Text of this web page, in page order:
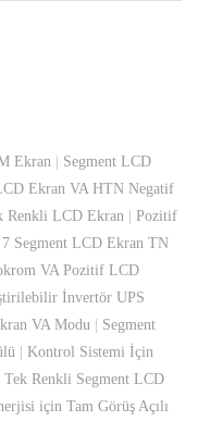
Ekran | Segment LCD
Ekran VA HTN Negatif
Renkli LCD Ekran | Pozitif
Segment LCD Ekran TN
VA Pozitif LCD
İnvertör UPS
VA Modu | Segment
| Kontrol Sistemi İçin
Tek Renkli Segment LCD
için Tam Görüş Açılı